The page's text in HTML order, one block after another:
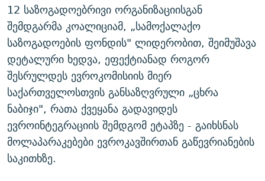
12 საზოგადოებრივი ორგანიზაციისგან
შემდგარმა კოალიციამ, „სამოქალაქო
საზოგადოების ფონდის" ლიდერობით, შეიმუშავა
დეტალური ხედვა, ეფექტიანად როგორ
შესრულდეს ევროკომისიის მიერ
საქართველოსთვის განსაზღვრული „ცხრა
ნაბიჯი", რათა ქვეყანა გადავიდეს
ევროინტეგრაციის შემდგომ ეტაპზე - გაიხსნას
მოლაპარაკებები ევროკავშირთან გაწევრიანების
საკითხზე.